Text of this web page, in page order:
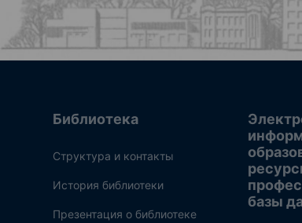
Библиотека
Структура и контакты
История библиотеки
Презентация о библиотеке
базы